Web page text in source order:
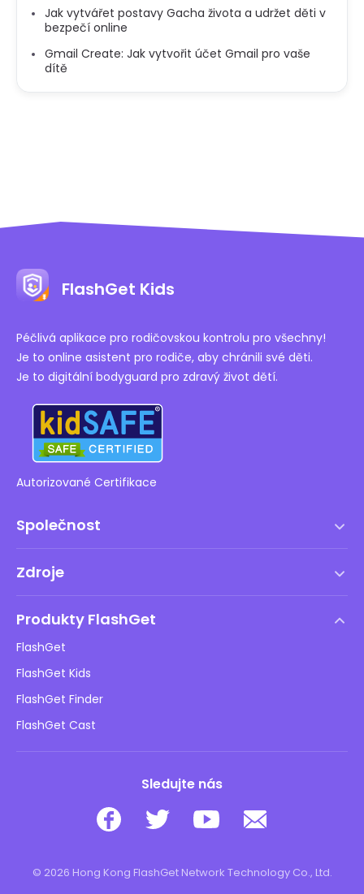
Jak vytvářet postavy Gacha života a udržet děti v
bezpečí online
Gmail Create: Jak vytvořit účet Gmail pro vaše
dítě
FlashGet Kids
Péčlivá aplikace pro rodičovskou kontrolu pro všechny!
Je to online asistent pro rodiče, aby chránili své děti.
Je to digitální bodyguard pro zdravý život dětí.
Autorizované Certifikace
Společnost
Licenční smlouva s koncovým uživatelem
Zásady DMCA
Ochrana osobních údajů
Reklamní zásady
Neprodávejte mé informace
Zdroje
Bezpečnost dětí online
Stáhnout
Produkty FlashGet
FlashGet
FlashGet Kids
FlashGet Finder
FlashGet Cast
Sledujte nás
© 2026 Hong Kong FlashGet Network Technology Co., Ltd.